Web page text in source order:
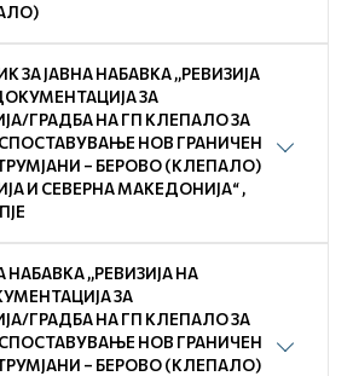
ЗА ЈАВНА НАБАВКА ,,РЕВИЗИЈА
ЗА
ГРАДБА НА ГП КЛЕПАЛО ЗА
НОВ ГРАНИЧЕН
– БЕРОВО (КЛЕПАЛО)
И СЕВЕРНА МАКЕДОНИЈА“ ,
НАБАВКА ,,РЕВИЗИЈА НА
ЗА
ГРАДБА НА ГП КЛЕПАЛО ЗА
НОВ ГРАНИЧЕН
– БЕРОВО (КЛЕПАЛО)